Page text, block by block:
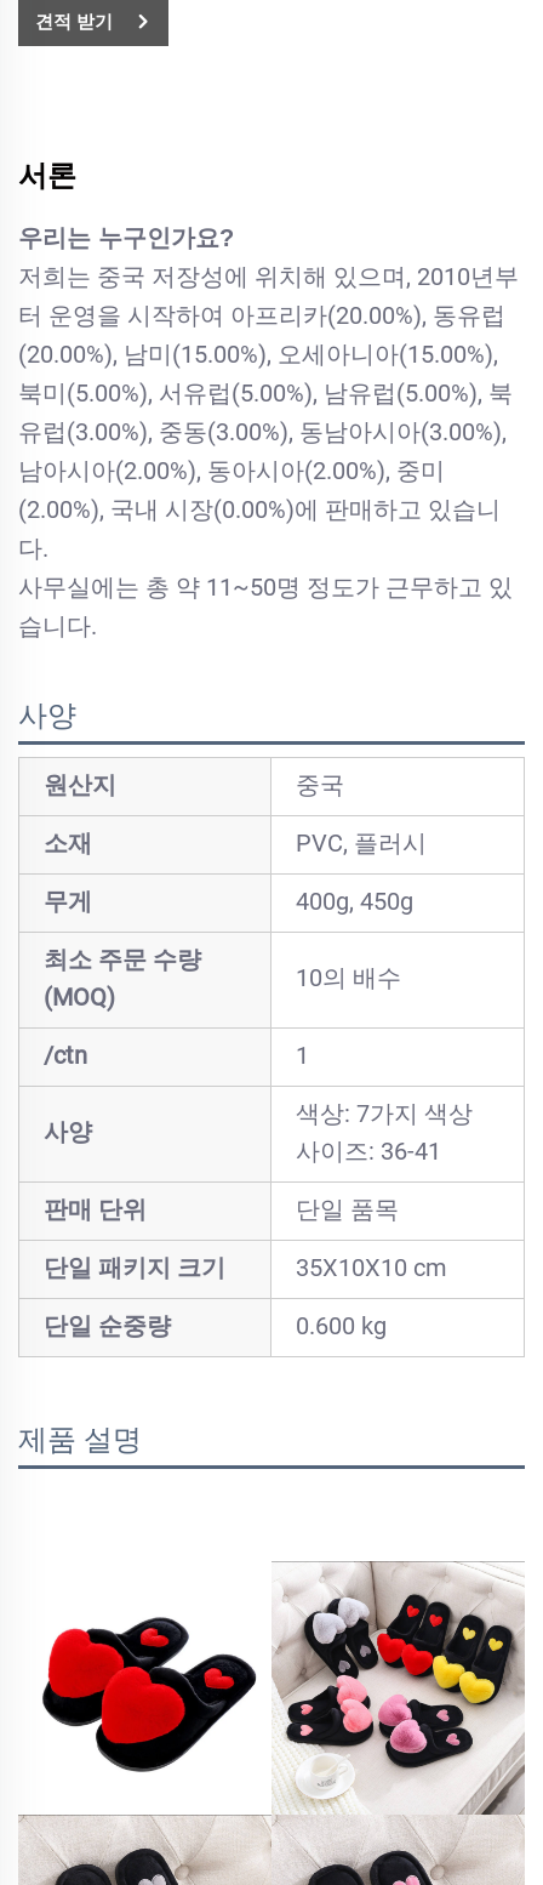
견적 받기
서론
우리는 누구인가요?
저희는 중국 저장성에 위치해 있으며, 2010년부
터 운영을 시작하여 아프리카(20.00%), 동유럽
(20.00%), 남미(15.00%), 오세아니아(15.00%),
북미(5.00%), 서유럽(5.00%), 남유럽(5.00%), 북
유럽(3.00%), 중동(3.00%), 동남아시아(3.00%),
남아시아(2.00%), 동아시아(2.00%), 중미
(2.00%), 국내 시장(0.00%)에 판매하고 있습니
다.
사무실에는 총 약 11~50명 정도가 근무하고 있
습니다.
사양
원산지
중국
소재
PVC, 플러시
무게
400g, 450g
최소 주문 수량
(MOQ)
10의 배수
/ctn 1
사양
색상: 7가지 색상
사이즈: 36-41
판매 단위
단일 품목
단일 패키지 크기
35X10X10 cm
단일 순중량
0.600 kg
제품 설명